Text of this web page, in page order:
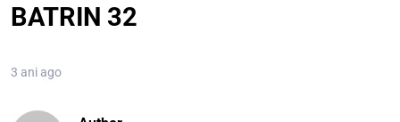
BATRIN 32
3 ani ago